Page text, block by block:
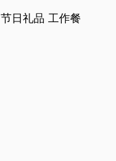
节日礼品 工作餐